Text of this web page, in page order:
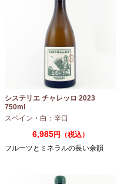
システリエ チャレッロ 2023
750ml
スペイン ・ 白：辛口
6,985円（税込）
フルーツとミネラルの長い余韻